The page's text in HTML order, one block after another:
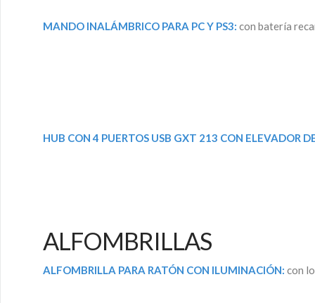
MANDO INALÁMBRICO PARA PC Y PS3: con batería
HUB CON 4 PUERTOS USB GXT 213 CON ELEVADOR
ALFOMBRILLAS
ALFOMBRILLA PARA RATÓN CON ILUMINACIÓN: con